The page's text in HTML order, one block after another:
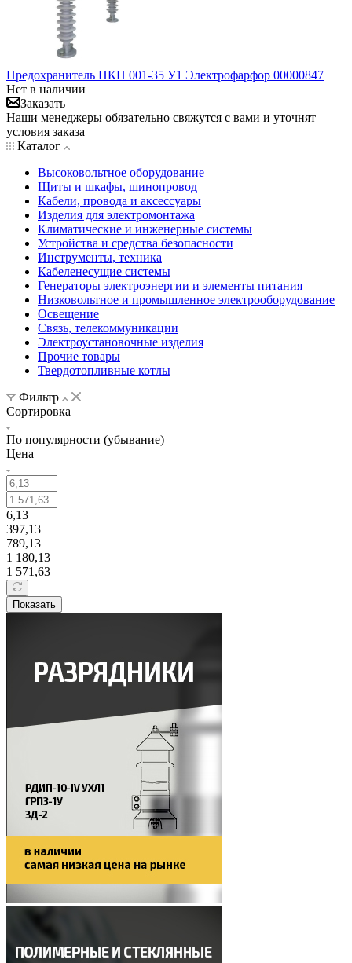
Предохранитель ПКН 001-35 У1 Электрофарфор 00000847
Нет в наличии
Заказать
Наши менеджеры обязательно свяжутся с вами и уточнят
условия заказа
Каталог
Высоковольтное оборудование
Щиты и шкафы, шинопровод
Кабели, провода и аксессуары
Изделия для электромонтажа
Климатические и инженерные системы
Устройства и средства безопасности
Инструменты, техника
Кабеленесущие системы
Генераторы электроэнергии и элементы питания
Низковольтное и промышленное электрооборудование
Освещение
Связь, телекоммуникации
Электроустановочные изделия
Прочие товары
Твердотопливные котлы
Фильтр
Сортировка
По популярности (убывание)
Цена
6,13
397,13
789,13
1 180,13
1 571,63
Показать